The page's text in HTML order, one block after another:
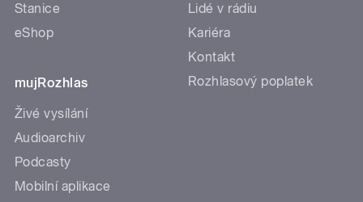
Stanice
eShop
mujRozhlas
Živé vysílání
Audioarchiv
Podcasty
Mobilní aplikace
Lidé v rádiu
Kariéra
Kontakt
Rozhlasový poplatek